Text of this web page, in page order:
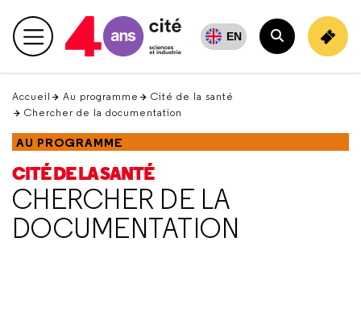
en
haut Menu principal EN
Rechercher
Accueil Au programme
Cité de la santé
Chercher de la documentation
AU PROGRAMME
CITÉ DE LA SANTÉ
CHERCHER DE LA
DOCUMENTATION